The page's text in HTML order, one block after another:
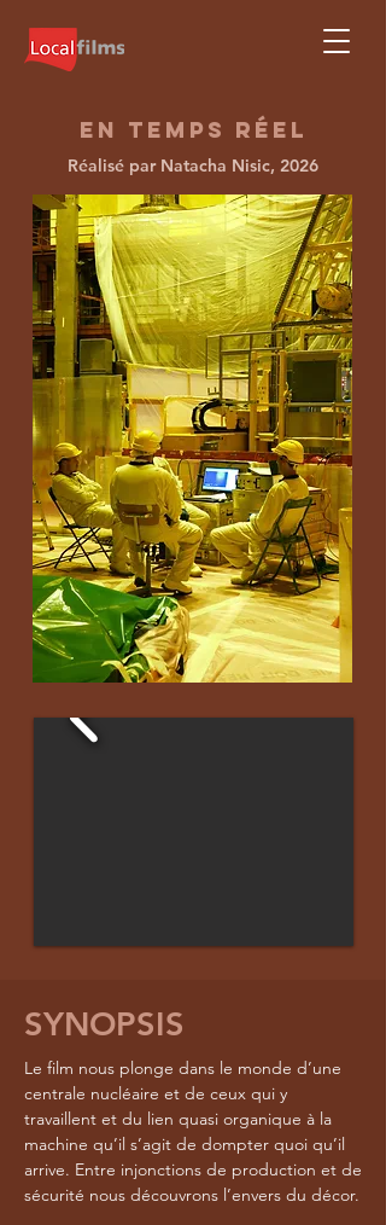
EN TEMPS RÉEL
Réalisé par Natacha Nisic, 2026
SYNOPSIS
Le film nous plonge dans le monde d’une
centrale nucléaire et de ceux qui y
travaillent et du lien quasi organique à la
machine qu’il s’agit de dompter quoi qu’il
arrive. Entre injonctions de production et de
sécurité nous découvrons l’envers du décor.